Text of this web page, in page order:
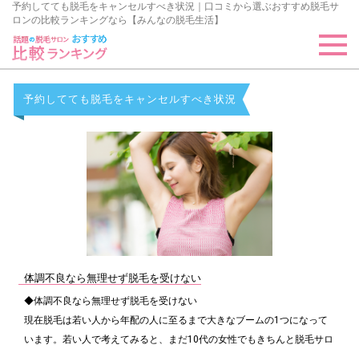
予約してても脱毛をキャンセルすべき状況｜口コミから選ぶおすすめ脱毛サ
ロンの比較ランキングなら【みんなの脱毛生活】
予約してても脱毛をキャンセルすべき状況
体調不良なら無理せず脱毛を受けない
◆体調不良なら無理せず脱毛を受けない
現在脱毛は若い人から年配の人に至るまで大きなブームの1つになって
います。若い人で考えてみると、まだ10代の女性でもきちんと脱毛サロ